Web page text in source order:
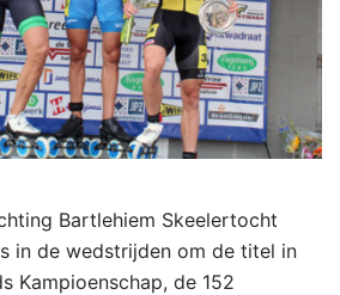
Bartlehiem Skeelertocht
in de wedstrijden om de titel in
Kampioenschap, de 152